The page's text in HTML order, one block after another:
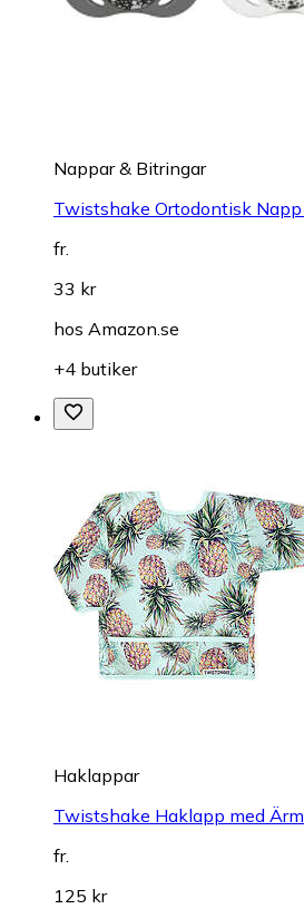
Nappar & Bitringar
Twistshake Ortodontisk
fr.
33 kr
hos Amazon.se
+4 butiker
Haklappar
Twistshake Haklapp med Ärm
fr.
125 kr